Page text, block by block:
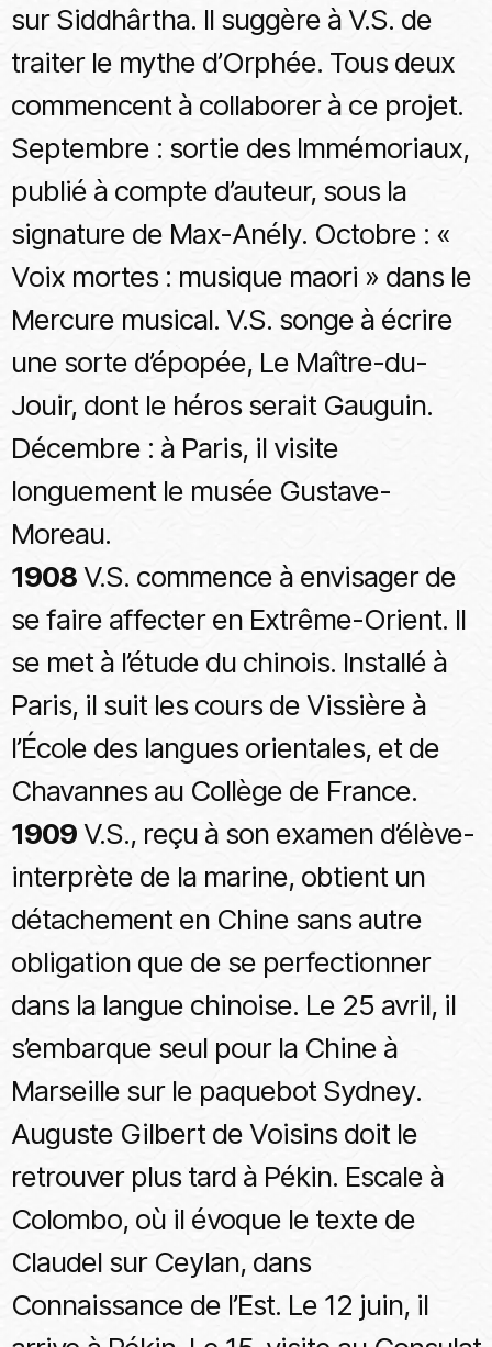
sur Siddhârtha. Il suggère à V.S. de
traiter le mythe d’Orphée. Tous deux
commencent à collaborer à ce projet.
Septembre : sortie des Immémoriaux,
publié à compte d’auteur, sous la
signature de Max-Anély. Octobre : «
Voix mortes : musique maori » dans le
Mercure musical. V.S. songe à écrire
une sorte d’épopée, Le Maître-du-
Jouir, dont le héros serait Gauguin.
Décembre : à Paris, il visite
longuement le musée Gustave-
Moreau.
1908V.S. commence à envisager de
se faire affecter en Extrême-Orient. Il
se met à l’étude du chinois. Installé à
Paris, il suit les cours de Vissière à
l’École des langues orientales, et de
Chavannes au Collège de France.
1909V.S., reçu à son examen d’élève-
interprète de la marine, obtient un
détachement en Chine sans autre
obligation que de se perfectionner
dans la langue chinoise. Le 25 avril, il
s’embarque seul pour la Chine à
Marseille sur le paquebot Sydney.
Auguste Gilbert de Voisins doit le
retrouver plus tard à Pékin. Escale à
Colombo, où il évoque le texte de
Claudel sur Ceylan, dans
Connaissance de l’Est. Le 12 juin, il